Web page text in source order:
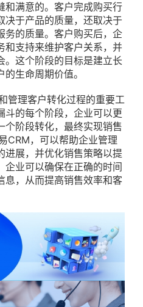
和满意的。客户完成购买行
决于产品的质量，还取决于
务的质量。客户购买后，企
和支持来维护客户关系，并
。这个阶段的目标是建立长
生命周期价值。
管理客户转化过程的重要工
斗的每个阶段，企业可以更
个阶段转化，最终实现销售
CRM，可以帮助企业管理
进展，并优化销售策略以提
企业可以确保在正确的时间
息，从而提高销售效率和客